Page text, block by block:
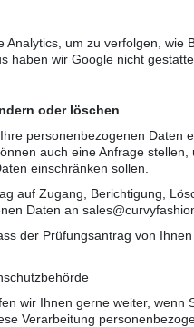
Analytics, um zu verfolgen,
haben wir Google nicht
oder löschen
personenbezogenen Daten
auch eine Anfrage
einschränken sollen.
auf Zugang, Berichtigung,
Daten an
der Prüfungsantrag von
wir Ihnen gerne weiter,
Verarbeitung